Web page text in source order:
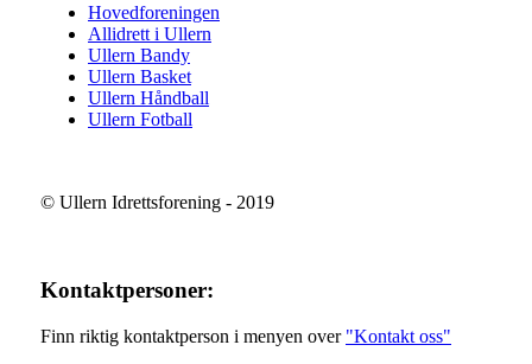
Hovedforeningen
Allidrett i Ullern
Ullern Bandy
Ullern Basket
Ullern Håndball
Ullern Fotball
© Ullern Idrettsforening - 2019
Kontaktpersoner:
Finn riktig kontaktperson i menyen over "Kontakt oss"